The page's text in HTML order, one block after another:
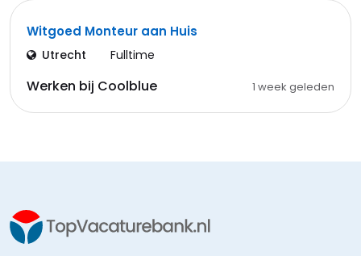
Witgoed Monteur aan Huis
Utrecht Fulltime
Werken bij Coolblue 1 week geleden